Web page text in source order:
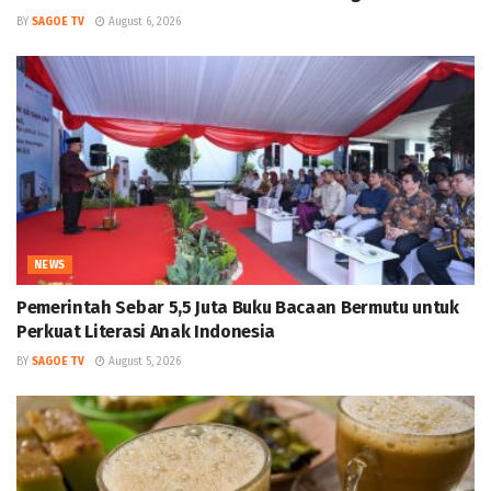
BY SAGOE TV August 6, 2026
NEWS
Pemerintah Sebar 5,5 Juta Buku Bacaan Bermutu untuk
Perkuat Literasi Anak Indonesia
BY SAGOE TV August 5, 2026